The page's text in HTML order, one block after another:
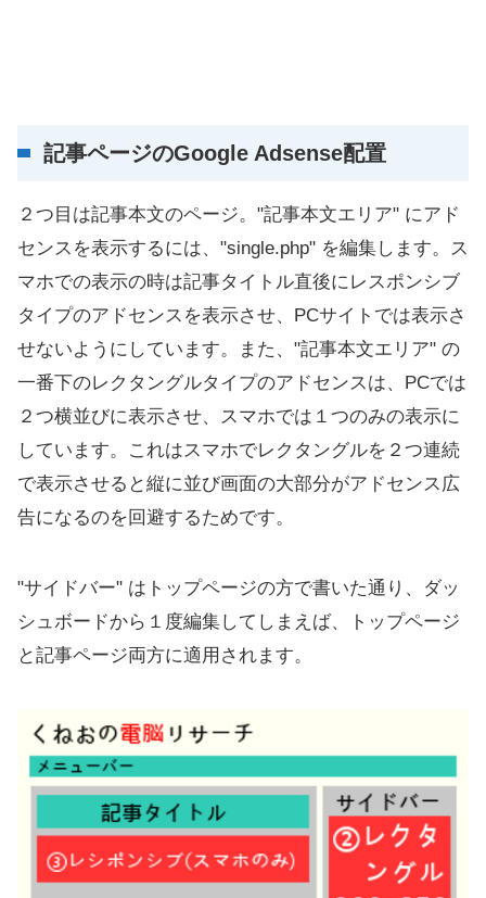
記事ページのGoogle Adsense配置
２つ目は記事本文のページ。"記事本文エリア" にアド
センスを表示するには、"single.php" を編集します。ス
マホでの表示の時は記事タイトル直後にレスポンシブ
タイプのアドセンスを表示させ、PCサイトでは表示さ
せないようにしています。また、"記事本文エリア" の
一番下のレクタングルタイプのアドセンスは、PCでは
２つ横並びに表示させ、スマホでは１つのみの表示に
しています。これはスマホでレクタングルを２つ連続
で表示させると縦に並び画面の大部分がアドセンス広
告になるのを回避するためです。
"サイドバー" はトップページの方で書いた通り、ダッ
シュボードから１度編集してしまえば、トップページ
と記事ページ両方に適用されます。